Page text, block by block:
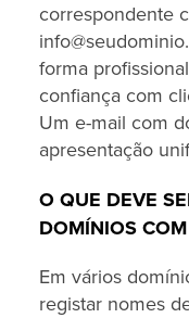
correspondente
forma
confiança com
Um e-mail com
apresentação
O QUE DEVE
DOMÍNIOS
Em vários
registar nomes